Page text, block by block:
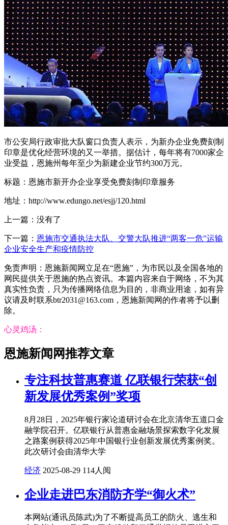
市公安局行政审批大队窗口负责人表示，为新办企业免费刻制
印章是优化经营环境的又一举措。据估计，每年将有7000家企
业受益，恩施州每年至少为新建企业节约300万元。
标题：恩施市新开办企业享受免费刻制印章服务
地址：http://www.edungo.net/esjj/120.html
上一篇：没有了
下一篇： 恩施市交通执法大队、交警大队推进“两客一危”运输
企业安全生产和疫情防控
免责声明：恩施新闻网立足在“恩施”，为市民以及全国各地的
网民提供关于恩施的热点资讯。本篇内容来自于网络，不为其
真实性负责，只为传播网络信息为目的，非商业用途，如有异
议请及时联系btr2031@163.com，恩施新闻网的作者将予以删
除。
心灵鸡汤：
恩施新闻网推荐文章
专注科技普惠赛道 亿联银行荣获“创
新发展优秀案例”奖项
8月28日，2025年银行家论道研讨会在北京清华五道口金
融学院召开。亿联银行从普惠金融场景探索数字化发展
之路案例获得2025年中国银行业创新发展优秀案例奖。
此次研讨会由清华大学
经济 2025-08-29 114人阅
企业走进巴东消防齐学“御火术”
本网站(通讯员陈武)为了不断提高员工的防火、逃生和